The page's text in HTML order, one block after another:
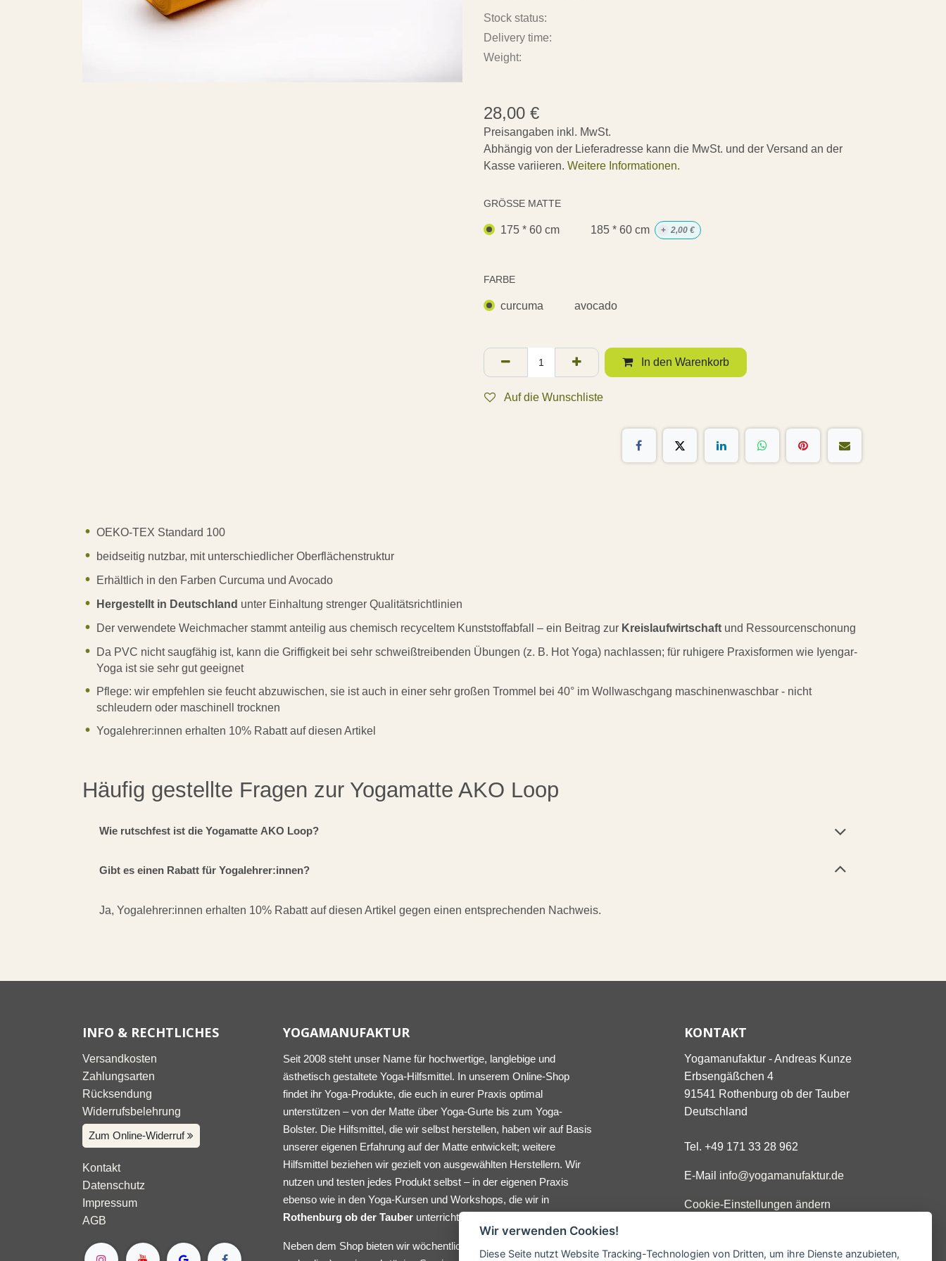
Stock status:
Delivery time:
Weight:
28,00 €
Preisangaben inkl. MwSt.
Abhängig von der Lieferadresse kann die MwSt. und der Versand an der
Kasse variieren. Weitere Informationen.
GRÖSSE MATTE
175 * 60 cm 185 * 60 cm + 2,00 €
FARBE
curcuma avocado
In den Warenkorb
Auf die Wunschliste
OEKO-TEX Standard 100
beidseitig nutzbar, mit unterschiedlicher Oberflächenstruktur
Erhältlich in den Farben Curcuma und Avocado
Hergestellt in Deutschland unter Einhaltung strenger Qualitätsrichtlinien
Der verwendete Weichmacher stammt anteilig aus chemisch recyceltem Kunststoffabfall – ein Beitrag zur Kreislaufwirtschaft und Ressourcenschonung
Da PVC nicht saugfähig ist, kann die Griffigkeit bei sehr schweißtreibenden Übungen (z. B. Hot Yoga) nachlassen; für ruhigere Praxisformen wie Iyengar-
Yoga ist sie sehr gut geeignet
Pflege: wir empfehlen sie feucht abzuwischen, sie ist auch in einer sehr großen Trommel bei 40° im Wollwaschgang maschinenwaschbar - nicht
schleudern oder maschinell trocknen
Yogalehrer:innen erhalten 10% Rabatt auf diesen Artikel
Häufig gestellte Fragen zur Yogamatte AKO Loop
Wie rutschfest ist die Yogamatte AKO Loop?
Gibt es einen Rabatt für Yogalehrer:innen?
Ja, Yogalehrer:innen erhalten 10% Rabatt auf diesen Artikel gegen einen entsprechenden Nachweis.
INFO & RECHTLICHES
Versandkosten
Zahlungsarten
Rücksendung
Widerrufsbelehrung
Zum Online-Widerruf
Kontakt
Datenschutz
Impressum
AGB
YOGAMANUFAKTUR
Seit 2008 steht unser Name für hochwertige, langlebige und
ästhetisch gestaltete Yoga-Hilfsmittel. In unserem Online-Shop
findet ihr Yoga-Produkte, die euch in eurer Praxis optimal
unterstützen – von der Matte über Yoga-Gurte bis zum Yoga-
Bolster. Die Hilfsmittel, die wir selbst herstellen, haben wir auf Basis
unserer eigenen Erfahrung auf der Matte entwickelt; weitere
Hilfsmittel beziehen wir gezielt von ausgewählten Herstellern. Wir
nutzen und testen jedes Produkt selbst – in der eigenen Praxis
ebenso wie in den Yoga-Kursen und Workshops, die wir in
Rothenburg ob der Tauber unterrichten.
Neben dem Shop bieten wir wöchentlichen Yoga-Unterricht (vor Ort
KONTAKT
Yogamanufaktur - Andreas Kunze
Erbsengäßchen 4
91541 Rothenburg ob der Tauber
Deutschland
Tel. +49 171 33 28 962
E-Mail info@yogamanufaktur.de
Cookie-Einstellungen ändern
Wir verwenden Cookies!
Diese Seite nutzt Website Tracking-Technologien von Dritten, um ihre Dienste anzubieten,